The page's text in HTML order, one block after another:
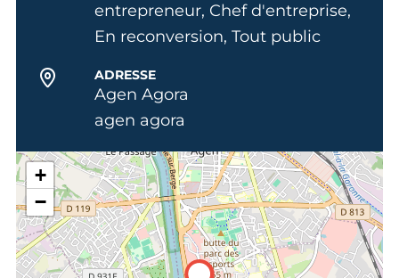
entrepreneur, Chef d'entreprise,
En reconversion, Tout public
ADRESSE
Agen Agora
agen agora
+
−